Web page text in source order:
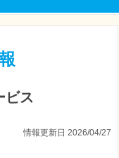
ビス
情報更新日 2026/04/27